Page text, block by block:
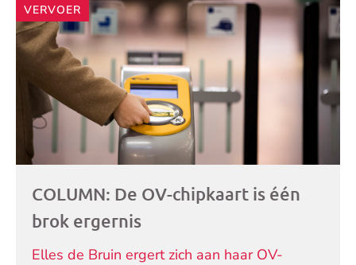
VERVOER
COLUMN: De OV-chipkaart is één
brok ergernis
Elles de Bruin ergert zich aan haar OV-